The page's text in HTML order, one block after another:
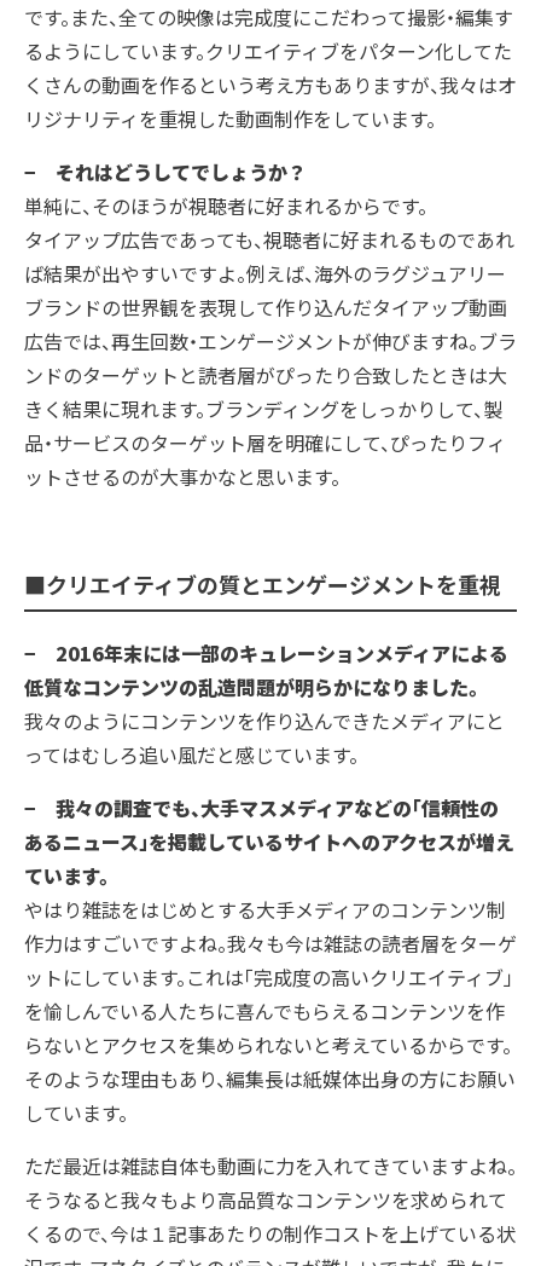
です。また、全ての映像は完成度にこだわって撮影・編集す
るようにしています。クリエイティブをパターン化してた
くさんの動画を作るという考え方もありますが、我々はオ
リジナリティを重視した動画制作をしています。
− それはどうしてでしょうか？
単純に、そのほうが視聴者に好まれるからです。
タイアップ広告であっても、視聴者に好まれるものであれ
ば結果が出やすいですよ。例えば、海外のラグジュアリー
ブランドの世界観を表現して作り込んだタイアップ動画
広告では、再生回数・エンゲージメントが伸びますね。ブラ
ンドのターゲットと読者層がぴったり合致したときは大
きく結果に現れます。ブランディングをしっかりして、製
品・サービスのターゲット層を明確にして、ぴったりフィ
ットさせるのが大事かなと思います。
■クリエイティブの質とエンゲージメントを重視
− 2016年末には一部のキュレーションメディアによる
低質なコンテンツの乱造問題が明らかになりました。
我々のようにコンテンツを作り込んできたメディアにと
ってはむしろ追い風だと感じています。
− 我々の調査でも、大手マスメディアなどの「信頼性の
あるニュース」を掲載しているサイトへのアクセスが増え
ています。
やはり雑誌をはじめとする大手メディアのコンテンツ制
作力はすごいですよね。我々も今は雑誌の読者層をターゲ
ットにしています。これは「完成度の高いクリエイティブ」
を愉しんでいる人たちに喜んでもらえるコンテンツを作
らないとアクセスを集められないと考えているからです。
そのような理由もあり、編集長は紙媒体出身の方にお願い
しています。
ただ最近は雑誌自体も動画に力を入れてきていますよね。
そうなると我々もより高品質なコンテンツを求められて
くるので、今は１記事あたりの制作コストを上げている状